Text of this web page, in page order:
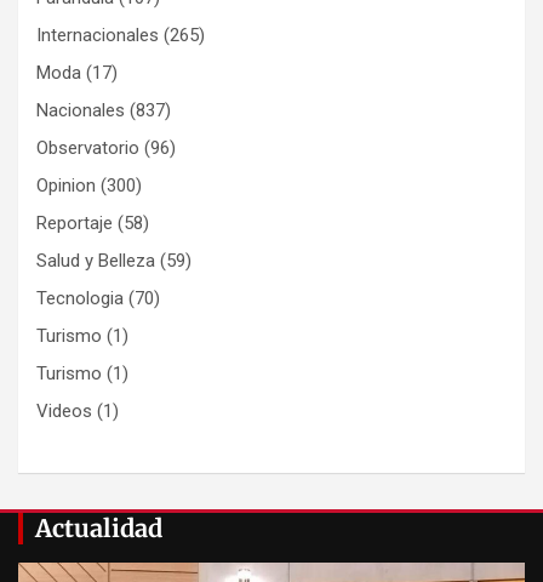
Internacionales (265)
Moda (17)
Nacionales (837)
Observatorio (96)
Opinion (300)
Reportaje (58)
Salud y Belleza (59)
Tecnologia (70)
Turismo (1)
Turismo (1)
Videos (1)
Actualidad